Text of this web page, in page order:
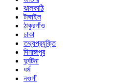
ঝালকাঠি
টাঙ্গাইল
ঠাকুরগাঁও
ঢাকা
তথ্যপ্রযুক্তি
দিনাজপুর
দুর্ঘটনা
ধর্ম
নওগাঁ